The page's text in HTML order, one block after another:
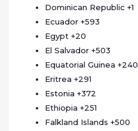
Dominican Republic +1
Ecuador +593
Egypt +20
El Salvador +503
Equatorial Guinea +240
Eritrea +291
Estonia +372
Ethiopia +251
Falkland Islands +500